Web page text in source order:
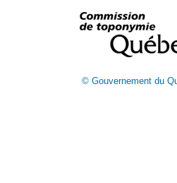
© Gouvernement du